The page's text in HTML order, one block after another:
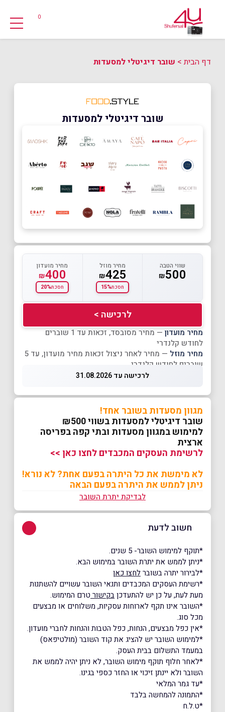
0
דף הבית> שובר דיגיטלי למסעדות
שובר דיגיטלי למסעדות
שווי הטבה
₪500
מחיר מוזל
₪425
חסכת15%
מחיר מועדון
₪400
חסכת20%
לרכישה >
מחיר מועדון
— מחיר מסובסד, זכאות עד 1 שוברים
לחודש קלנדרי
מחיר מוזל
— מחיר לאחר ניצול זכאות מחיר מועדון, עד 5
שוברים לחודש קלנדרי
לרכישה עד 31.08.2026
מגוון מסעדות בשובר אחד!
שובר דיגיטלי למסעדות בשווי ₪500
למימוש במגוון מסעדות ובתי קפה בפריסה
ארצית
לרשימת העסקים המכבדים לחצו כאן >>
לא מימשת את כל היתרה בפעם אחת? לא נורא!
ניתן לממש את היתרה בפעם הבאה
לבדיקת יתרת השובר
חשוב לדעת
*תוקף למימוש השובר- 5 שנים.
*ניתן לממש את יתרת השובר במימוש הבא.
*לבירור יתרה בשוברלחצו כאן
*רשימת העסקים המכבדים ותנאי השובר עשויים להשתנות
מעת לעת, על כן יש להתעדכןבקישור טרם המימוש.
*השובר אינו תקף לארוחות עסקיות, משלוחים או מבצעים
מכל סוג.
*אין כפל מבצעים, הנחות, כפל הטבות והנחות לחברי מועדון.
*למימוש השובר יש להציג את קוד השובר (מולטיפאס)
במעמד התשלום בבית העסק.
*לאחר חלוף תוקף מימוש השובר, לא ניתן יהיה לממש את
השובר ולא יינתן זיכוי או החזר כספי בגינו.
*עד גמר המלאי
*התמונה להמחשה בלבד
*ט.ל.ח